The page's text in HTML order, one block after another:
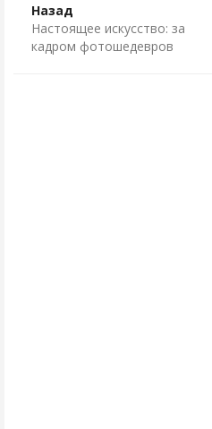
Назад
Настоящее искусство: за
кадром фотошедевров